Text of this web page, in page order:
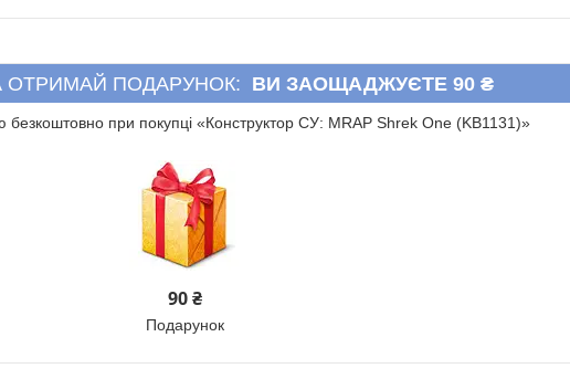
ОТРИМАЙ ПОДАРУНОК ВИ ЗАОЩАДЖУЄТЕ 90 ₴
при покупці «Конструктор СУ: MRAP Shrek One (KB1131)»
90 ₴
Подарунок